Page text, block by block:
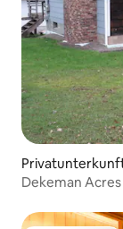
Dekeman Acres